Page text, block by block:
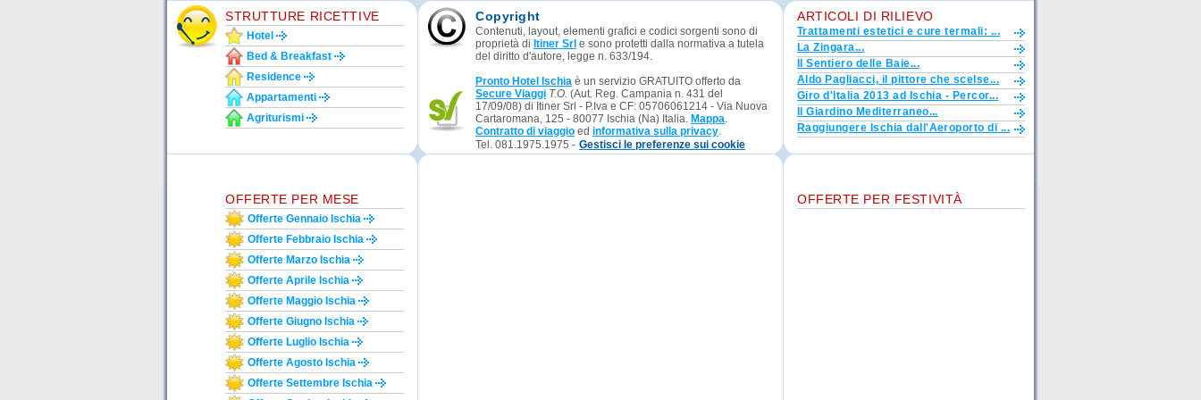
STRUTTURE RICETTIVE
Hotel
Bed & Breakfast
Residence
Appartamenti
Agriturismi
Copyright
Contenuti, layout, elementi grafici e codici sorgenti sono di
proprietà di Itiner Srl e sono protetti dalla normativa a tutela
del diritto d'autore, legge n. 633/194.
Pronto Hotel Ischia è un servizio GRATUITO offerto da
Secure Viaggi T.O. (Aut. Reg. Campania n. 431 del
17/09/08) di Itiner Srl - P.Iva e CF: 05706061214 - Via Nuova
Cartaromana, 125 - 80077 Ischia (Na) Italia. Mappa.
Contratto di viaggio ed informativa sulla privacy.
Tel. 081.1975.1975 - Gestisci le preferenze sui cookie
ARTICOLI DI RILIEVO
Trattamenti estetici e cure termali: ...
La Zingara...
Il Sentiero delle Baie...
Aldo Pagliacci, il pittore che scelse...
Giro d'Italia 2013 ad Ischia - Percor...
Il Giardino Mediterraneo...
Raggiungere Ischia dall'Aeroporto di ...
OFFERTE PER MESE
Offerte Gennaio Ischia
Offerte Febbraio Ischia
Offerte Marzo Ischia
Offerte Aprile Ischia
Offerte Maggio Ischia
Offerte Giugno Ischia
Offerte Luglio Ischia
Offerte Agosto Ischia
Offerte Settembre Ischia
OFFERTE PER FESTIVITÀ